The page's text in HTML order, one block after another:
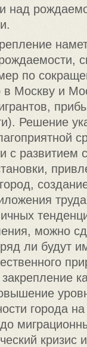
над
по
в Москву и
Решение
с
можно
ли будут
города
кризис